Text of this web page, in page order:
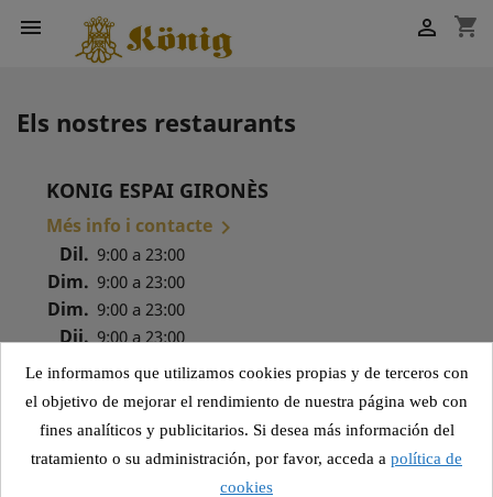
 shopping_cart

Els nostres restaurants
KONIG ESPAI GIRONÈS
Més info i contacte 
Dil. 9:00 a 23:00
Dim. 9:00 a 23:00
Dim. 9:00 a 23:00
Dij. 9:00 a 23:00
Div. 9:00 a 23:30
Dis. 9:00 a 23:30
9:00 a 23:00
Le informamos que utilizamos cookies propias y de terceros con
el objetivo de mejorar el rendimiento de nuestra página web con
fines analíticos y publicitarios. Si desea más información del
tratamiento o su administración, por favor, acceda a política de
cookies